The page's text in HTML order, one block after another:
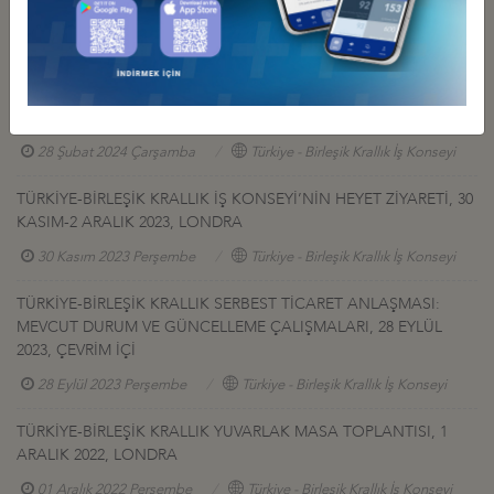
GERÇEKLEŞTİRİLDİ
07 Mayıs 2025 Çarşamba Türkiye - Birleşik Krallık İş Konseyi
28 Şubat 2024 Çarşamba Türkiye - Birleşik Krallık İş Konseyi
TÜRKİYE-BİRLEŞİK KRALLIK İŞ KONSEYİ’NİN HEYET ZİYARETİ, 30
KASIM-2 ARALIK 2023, LONDRA
30 Kasım 2023 Perşembe Türkiye - Birleşik Krallık İş Konseyi
TÜRKİYE-BİRLEŞİK KRALLIK SERBEST TİCARET ANLAŞMASI:
MEVCUT DURUM VE GÜNCELLEME ÇALIŞMALARI, 28 EYLÜL
2023, ÇEVRİM İÇİ
28 Eylül 2023 Perşembe Türkiye - Birleşik Krallık İş Konseyi
TÜRKİYE-BİRLEŞİK KRALLIK YUVARLAK MASA TOPLANTISI, 1
ARALIK 2022, LONDRA
01 Aralık 2022 Perşembe Türkiye - Birleşik Krallık İş Konseyi